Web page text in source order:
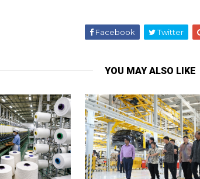
Facebook Twitter
YOU MAY ALSO LIKE